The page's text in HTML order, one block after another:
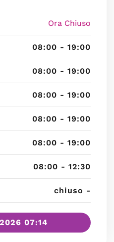
Ora Chiuso
08:00 - 19:00
08:00 - 19:00
08:00 - 19:00
08:00 - 19:00
08:00 - 19:00
08:00 - 12:30
chiuso -
07:14